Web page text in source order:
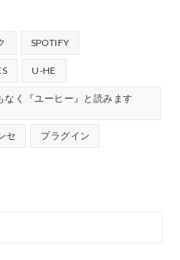
SPOTIFY
U-HE
く『ユーヒー』と読みます
セ プラグイン